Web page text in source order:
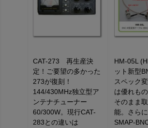
CAT-273 再生産決
定！ご要望の多かった
273が復刻！
144/430MHz独立型ア
ンテナチューナー
60/300W。現行CAT-
283との違いは
HM-05L
ット新型
スペック
は優れも
そのまま
能。さら
SMAP-